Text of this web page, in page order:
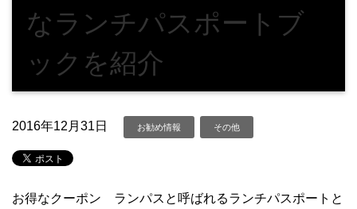
なランチパスポートブ
ックを紹介
2016年12月31日 お勧め情報 その他
お得なクーポン ランパスと呼ばれるランチパスポートと